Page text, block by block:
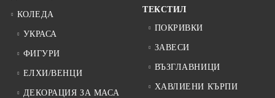
КОЛЕДА
УКРАСА
ФИГУРИ
ЕЛХИ/ВЕНЦИ
ДЕКОРАЦИЯ ЗА МАСА
ТЕКСТИЛ
ПОКРИВКИ
ЗАВЕСИ
ВЪЗГЛАВНИЦИ
ХАВЛИЕНИ КЪРПИ